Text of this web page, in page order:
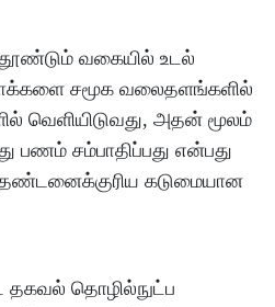
வகையில் உடல்
சமூக வலைதளங்களில்
வெளியிடுவது, அதன் மூலம்
பணம் சம்பாதிப்பது என்பது
கடுமையான
தகவல் தொழில்நுட்ப